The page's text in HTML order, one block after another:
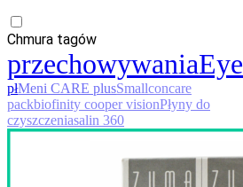
Chmura tagów
przechowywaniaEye
płMeni CARE plusSmallconcare
packbiofinity cooper visionPłyny do
czyszczeniasalin 360